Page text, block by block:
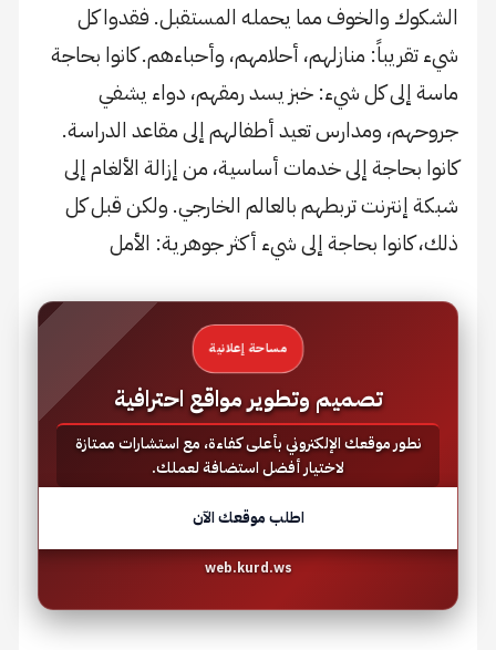
الشكوك والخوف مما يحمله المستقبل. فقدوا كل
شيء تقريباً: منازلهم، أحلامهم، وأحباءهم. كانوا بحاجة
ماسة إلى كل شيء: خبز يسد رمقهم، دواء يشفي
جروحهم، ومدارس تعيد أطفالهم إلى مقاعد الدراسة.
كانوا بحاجة إلى خدمات أساسية، من إزالة الألغام إلى
شبكة إنترنت تربطهم بالعالم الخارجي. ولكن قبل كل
ذلك، كانوا بحاجة إلى شيء أكثر جوهرية: الأمل
مساحة إعلانية
تصميم وتطوير مواقع احترافية
نطور موقعك الإلكتروني بأعلى كفاءة، مع استشارات ممتازة
لاختيار أفضل استضافة لعملك.
اطلب موقعك الآن
web.kurd.ws